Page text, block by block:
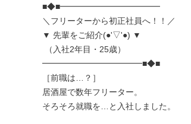
■◆■━━━━━━━━━━━━
＼フリーターから初正社員へ！！／
▼ 先輩をご紹介(●'▽'●) ▼
━━━━━━━━━━━━■◆■
［前職は…？］
居酒屋で数年フリーター。
そろそろ就職を…と入社しました。